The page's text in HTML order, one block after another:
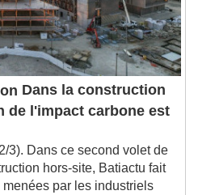
Dans la construction
de l'impact carbone est
3). Dans ce second volet de
hors-site, Batiactu fait
par les industriels